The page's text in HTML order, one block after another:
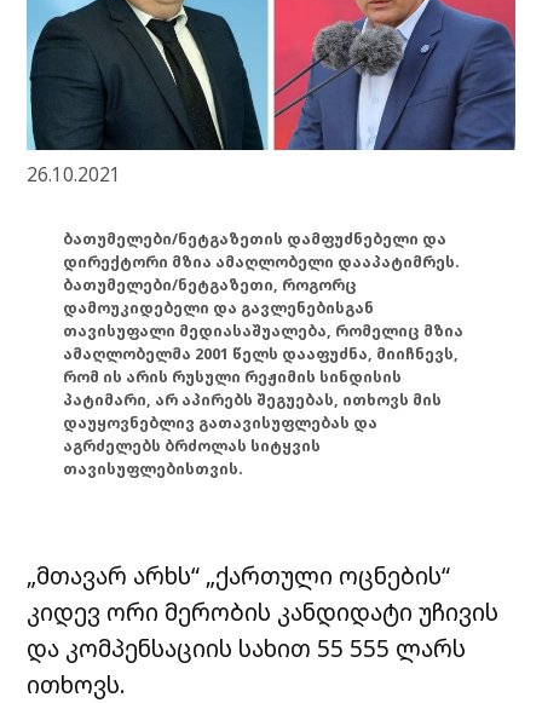
26.10.2021
ბათუმელები/ნეტგაზეთის დამფუძნებელი და
დირექტორი მზია ამაღლობელი დააპატიმრეს.
ბათუმელები/ნეტგაზეთი, როგორც
დამოუკიდებელი და გავლენებისგან
თავისუფალი მედიასაშუალება, რომელიც მზია
ამაღლობელმა 2001 წელს დააფუძნა, მიიჩნევს,
რომ ის არის რუსული რეჟიმის სინდისის
პატიმარი, არ აპირებს შეგუებას, ითხოვს მის
დაუყოვნებლივ გათავისუფლებას და
აგრძელებს ბრძოლას სიტყვის
თავისუფლებისთვის.
„მთავარ არხს“ „ქართული ოცნების“
კიდევ ორი მერობის კანდიდატი უჩივის
და კომპენსაციის სახით 55 555 ლარს
ითხოვს.